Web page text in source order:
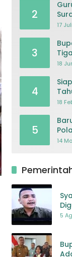
2
17
3
18
4
18
5
14
5